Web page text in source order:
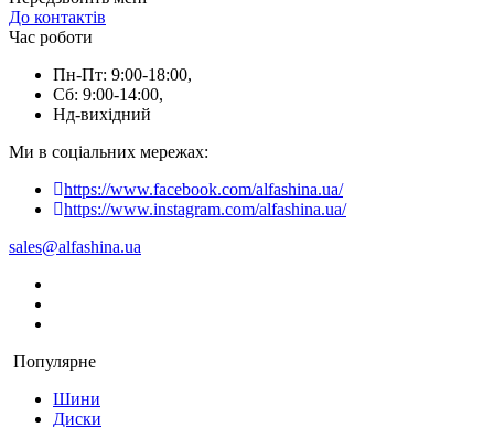
До контактів
Час роботи
Пн-Пт: 9:00-18:00,
Сб: 9:00-14:00,
Нд-вихідний
Ми в соціальних мережах:
https://www.facebook.com/alfashina.ua/
https://www.instagram.com/alfashina.ua/
sales@alfashina.ua
Популярне
Шини
Диски